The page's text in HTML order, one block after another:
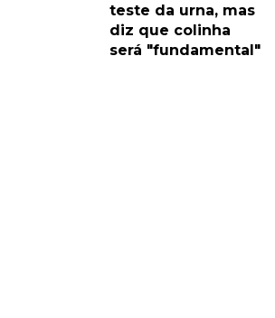
teste da urna, mas
diz que colinha
será "fundamental"